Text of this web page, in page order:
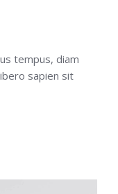
tempus, diam
sapien sit